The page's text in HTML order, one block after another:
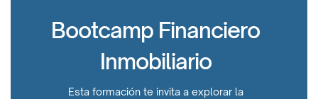
Bootcamp Financiero
Inmobiliario
Esta formación te invita a explorar la